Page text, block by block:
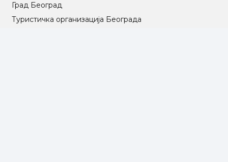
Град Београд
Туристичка организација Београда